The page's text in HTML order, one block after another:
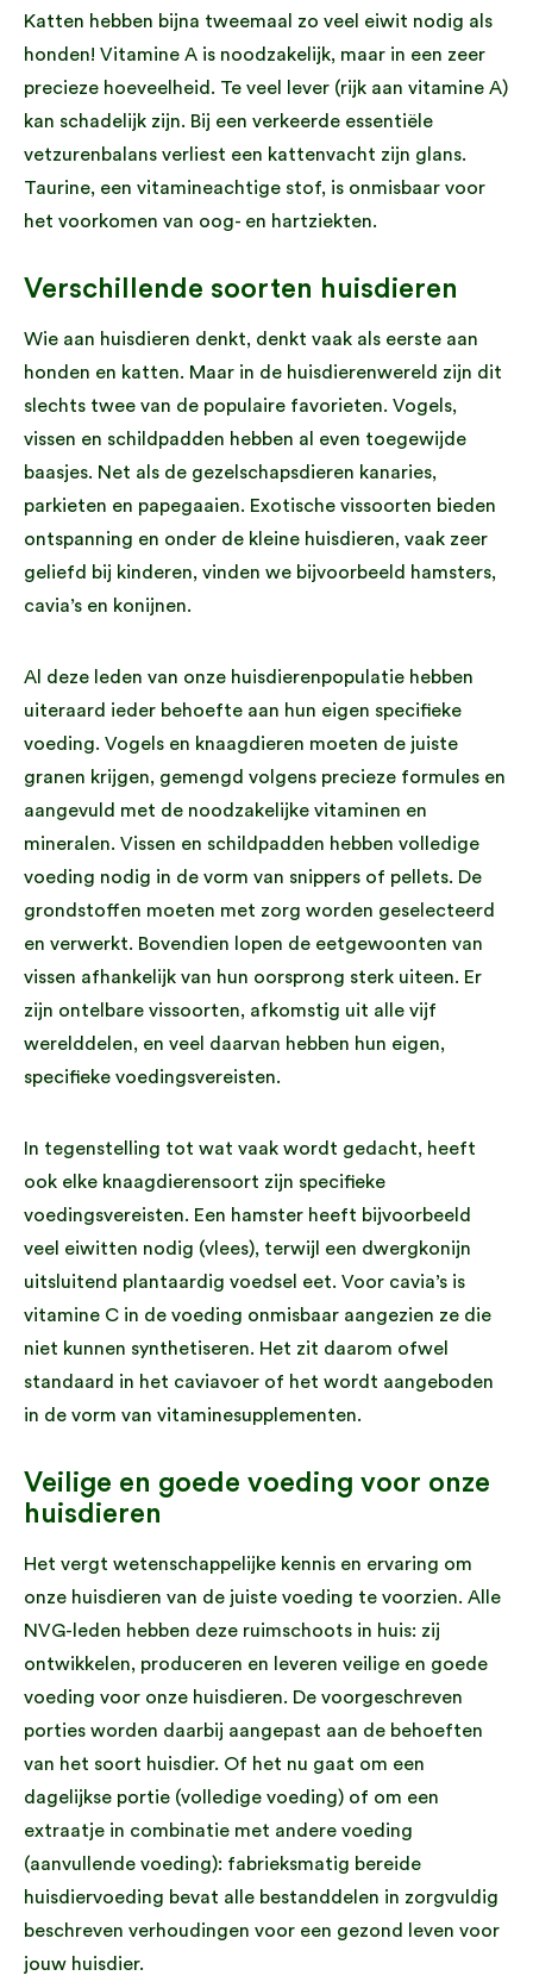
Katten hebben bijna tweemaal zo veel eiwit nodig als
honden! Vitamine A is noodzakelijk, maar in een zeer
precieze hoeveelheid. Te veel lever (rijk aan vitamine A)
kan schadelijk zijn. Bij een verkeerde essentiële
vetzurenbalans verliest een kattenvacht zijn glans.
Taurine, een vitamineachtige stof, is onmisbaar voor
het voorkomen van oog- en hartziekten.
Verschillende soorten huisdieren
Wie aan huisdieren denkt, denkt vaak als eerste aan
honden en katten. Maar in de huisdierenwereld zijn dit
slechts twee van de populaire favorieten. Vogels,
vissen en schildpadden hebben al even toegewijde
baasjes. Net als de gezelschapsdieren kanaries,
parkieten en papegaaien. Exotische vissoorten bieden
ontspanning en onder de kleine huisdieren, vaak zeer
geliefd bij kinderen, vinden we bijvoorbeeld hamsters,
cavia’s en konijnen.
Al deze leden van onze huisdierenpopulatie hebben
uiteraard ieder behoefte aan hun eigen specifieke
voeding. Vogels en knaagdieren moeten de juiste
granen krijgen, gemengd volgens precieze formules en
aangevuld met de noodzakelijke vitaminen en
mineralen. Vissen en schildpadden hebben volledige
voeding nodig in de vorm van snippers of pellets. De
grondstoffen moeten met zorg worden geselecteerd
en verwerkt. Bovendien lopen de eetgewoonten van
vissen afhankelijk van hun oorsprong sterk uiteen. Er
zijn ontelbare vissoorten, afkomstig uit alle vijf
werelddelen, en veel daarvan hebben hun eigen,
specifieke voedingsvereisten.
In tegenstelling tot wat vaak wordt gedacht, heeft
ook elke knaagdierensoort zijn specifieke
voedingsvereisten. Een hamster heeft bijvoorbeeld
veel eiwitten nodig (vlees), terwijl een dwergkonijn
uitsluitend plantaardig voedsel eet. Voor cavia’s is
vitamine C in de voeding onmisbaar aangezien ze die
niet kunnen synthetiseren. Het zit daarom ofwel
standaard in het caviavoer of het wordt aangeboden
in de vorm van vitaminesupplementen.
Veilige en goede voeding voor onze
huisdieren
Het vergt wetenschappelijke kennis en ervaring om
onze huisdieren van de juiste voeding te voorzien. Alle
NVG-leden hebben deze ruimschoots in huis: zij
ontwikkelen, produceren en leveren veilige en goede
voeding voor onze huisdieren. De voorgeschreven
porties worden daarbij aangepast aan de behoeften
van het soort huisdier. Of het nu gaat om een
dagelijkse portie (volledige voeding) of om een
extraatje in combinatie met andere voeding
(aanvullende voeding): fabrieksmatig bereide
huisdiervoeding bevat alle bestanddelen in zorgvuldig
beschreven verhoudingen voor een gezond leven voor
jouw huisdier.